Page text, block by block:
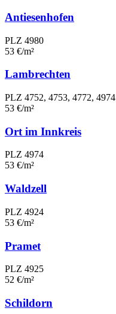
Antiesenhofen
PLZ 4980
53 €/m²
Lambrechten
PLZ 4752, 4753, 4772, 4974
53 €/m²
Ort im Innkreis
PLZ 4974
53 €/m²
Waldzell
PLZ 4924
53 €/m²
Pramet
PLZ 4925
52 €/m²
Schildorn